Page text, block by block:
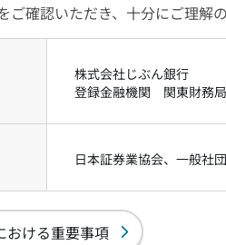
ご確認いただき、十分にご理解
株式会社じぶん銀行
登録金融機関 関東財務
日本証券業協会、一般社
おける重要事項